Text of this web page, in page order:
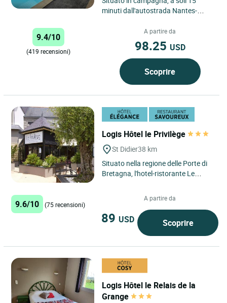
minuti dall'autostrada Nantes-
la Forêt a Le Gavre offre...
9.4/10
(419 recensioni)
A partire da
98.25 USD
Scoprire
Logis Hôtel le Privilège
St Didier38 km
Situato nella regione delle Porte di
Bretagna, l'hotel-ristorante Le
vostri momenti...
9.6/10 (75 recensioni)
A partire da
89 USD Scoprire
Logis Hôtel le Relais de la
Grange